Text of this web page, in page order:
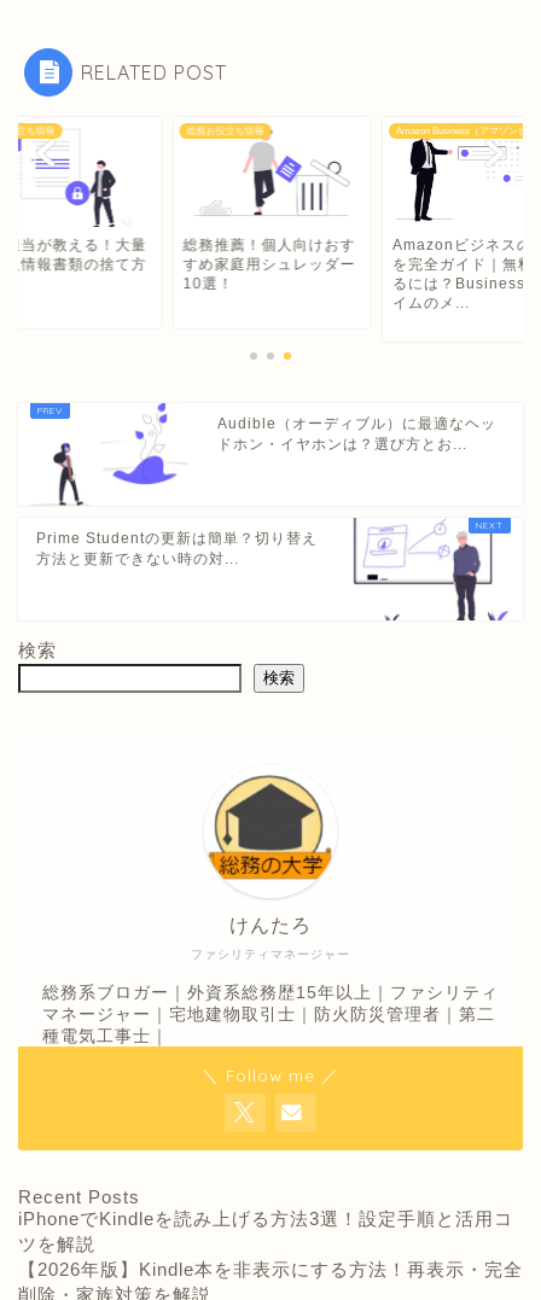
RELATED POST
役立ち情報
担当が教える！大量
人情報書類の捨て方
総務お役立ち情報
総務推薦！個人向けおす
すめ家庭用シュレッダー
10選！
Amazon Business（アマゾンビジ
Amazonビジネスの
を完全ガイド｜無料
るには？Business
イムのメ...
Audible（オーディブル）に最適なヘッ
ドホン・イヤホンは？選び方とお...
Prime Studentの更新は簡単？切り替え
方法と更新できない時の対...
検索
検索
ファシリティマネージャー
けんたろ
総務系ブロガー｜外資系総務歴15年以上｜ファシリティ
マネージャー｜宅地建物取引士｜防火防災管理者｜第二
種電気工事士｜
＼ Follow me ／
Recent Posts
iPhoneでKindleを読み上げる方法3選！設定手順と活用コ
ツを解説
【2026年版】Kindle本を非表示にする方法！再表示・完全
削除・家族対策を解説